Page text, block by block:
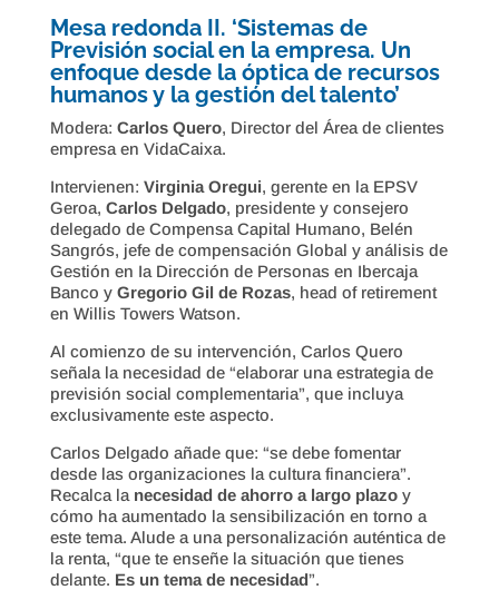
Mesa redonda II. ‘Sistemas de
Previsión social en la empresa. Un
enfoque desde la óptica de recursos
humanos y la gestión del talento’
Modera: Carlos Quero, Director del Área de clientes
empresa en VidaCaixa.
Intervienen: Virginia Oregui, gerente en la EPSV
Geroa, Carlos Delgado, presidente y consejero
delegado de Compensa Capital Humano, Belén
Sangrós, jefe de compensación Global y análisis de
Gestión en Ia Dirección de Personas en Ibercaja
Banco y Gregorio Gil de Rozas, head of retirement
en Willis Towers Watson.
Al comienzo de su intervención, Carlos Quero
señala la necesidad de “elaborar una estrategia de
previsión social complementaria”, que incluya
exclusivamente este aspecto.
Carlos Delgado añade que: “se debe fomentar
desde las organizaciones la cultura financiera”.
Recalca la necesidad de ahorro a largo plazoy
cómo ha aumentado la sensibilización en torno a
este tema. Alude a una personalización auténtica de
la renta, “que te enseñe la situación que tienes
delante. Es un tema de necesidad”.